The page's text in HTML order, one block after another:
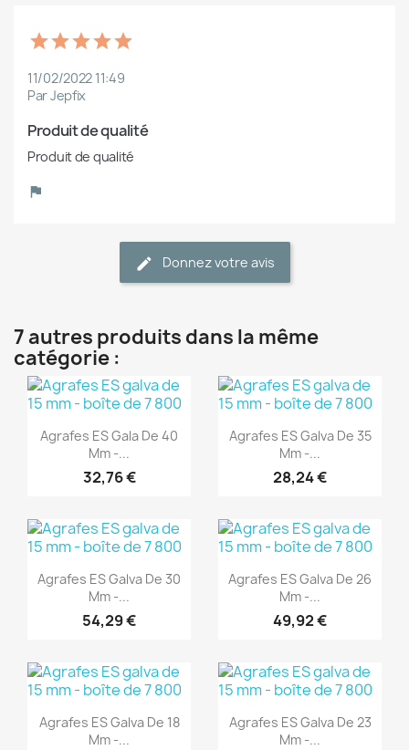
11/02/2022 11:49
Par Jepfix
Produit de qualité
Produit de qualité
Donnez votre avis
7 autres produits dans la même
catégorie :
Aperçu rapide
Agrafes ES Gala De 40
Mm -...
32,76 €
(1)
Aperçu rapide
Agrafes ES Galva De 35
Mm -...
28,24 €
(1)
Aperçu rapide
Agrafes ES Galva De 30
Mm -...
54,29 €
(1)
Aperçu rapide
Agrafes ES Galva De 26
Mm -...
49,92 €
(1)
Aperçu rapide
Agrafes ES Galva De 18
Mm -...
(1)
Aperçu rapide
Agrafes ES Galva De 23
Mm -...
(1)